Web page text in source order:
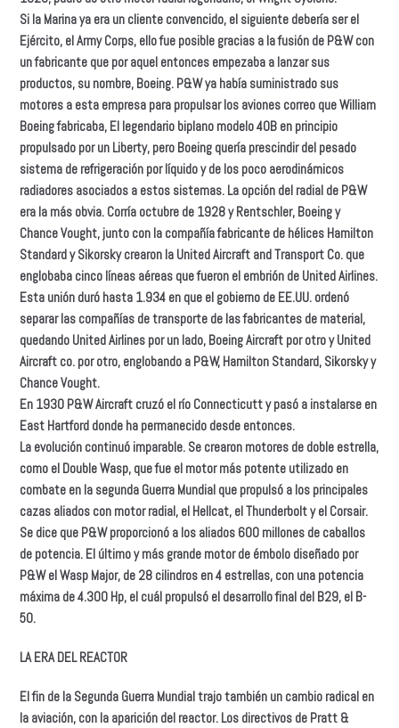
Si la Marina ya era un cliente convencido, el siguiente debería ser el
Ejército, el Army Corps, ello fue posible gracias a la fusión de P&W con
un fabricante que por aquel entonces empezaba a lanzar sus
productos, su nombre, Boeing. P&W ya había suministrado sus
motores a esta empresa para propulsar los aviones correo que William
Boeing fabricaba, El legendario biplano modelo 40B en principio
propulsado por un Liberty, pero Boeing quería prescindir del pesado
sistema de refrigeración por líquido y de los poco aerodinámicos
radiadores asociados a estos sistemas. La opción del radial de P&W
era la más obvia. Corría octubre de 1928 y Rentschler, Boeing y
Chance Vought, junto con la compañía fabricante de héIices Hamilton
Standard y Sikorsky crearon Ia United Aircraft and Transport Co. que
englobaba cinco líneas aéreas que fueron el embrión de United Airlines.
Esta unión duró hasta 1.934 en que el gobierno de EE.UU. ordenó
separar las compañías de transporte de las fabricantes de material,
quedando United Airlines por un lado, Boeing Aircraft por otro y United
Aircraft co. por otro, englobando a P&W, Hamilton Standard, Sikorsky y
Chance Vought.
En 1930 P&W Aircraft cruzó el río Connecticutt y pasó a instalarse en
East Hartford donde ha permanecido desde entonces.
La evolución continuó imparable. Se crearon motores de doble estrella,
como el Double Wasp, que fue el motor más potente utilizado en
combate en la segunda Guerra Mundial que propulsó a los principales
cazas aliados con motor radial, el Hellcat, el Thunderbolt y el Corsair.
Se dice que P&W proporcionó a los aliados 600 millones de caballos
de potencia. El último y más grande motor de émbolo diseñado por
P&W el Wasp Major, de 28 cilindros en 4 estrellas, con una potencia
máxima de 4.300 Hp, el cuál propulsó el desarrollo final del B29, el B-
50.
LA ERA DEL REACTOR
El fin de la Segunda Guerra Mundial trajo también un cambio radical en
la aviación, con la aparición del reactor. Los directivos de Pratt &